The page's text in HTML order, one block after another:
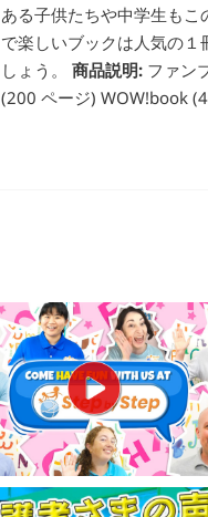
ある子供たちや中学生もこ
で楽しいブックは人気の１
しょう。商品説明: ファン
(200 ページ) WOW!book